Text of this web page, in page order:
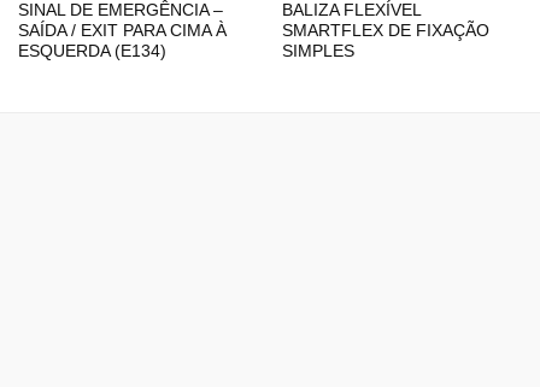
SINAL DE EMERGÊNCIA –
SAÍDA / EXIT PARA CIMA À
ESQUERDA (E134)
BALIZA FLEXÍVEL
SMARTFLEX DE FIXAÇÃO
SIMPLES